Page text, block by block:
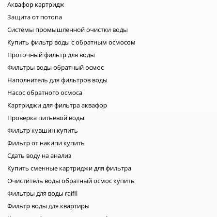
рекомендуется продержать в накопительном баке около 12
часов. Восстановление подключения. После дезинфекции
необходимо: перекрыть подачу воды в фильтр обратного
осмоса слить всю воду из накопительного бака
восстановить подключение На этом промывка
накопительного бака полностью завершена. После
восстановления подключения, не забудьте вернуть на
место все комплектующие системы и проверить её на
наличие протечек. После завершения, вы снова можете
наслаждаться приятным вкусом, абсолютно чистой воды.
Дезинфекция бака при помощи перекиси водорода
Однако, помимо дезинфицирующих таблеток для
обеззараживания накопительного бака можно
использовать более знакомые средства. Например 35%
раствор перекиси водорода. Этот раствор является
универсальным, так как им можно обрабатывать не только
накопительный бак, но и угольные картриджи.
Дезинфекция накопительного бака при помощи перекиси
водорода, происходит по такой же схеме, как и с помощью
дезинфицирующих таблеток. Дезинфекция. В
Аквафор картридж
Защита от потопа
Системы промышленной очистки воды
Купить фильтр воды с обратным осмосом
Проточный фильтр для воды
Фильтры воды обратный осмос
Наполнитель для фильтров воды
Насос обратного осмоса
Картриджи для фильтра аквафор
Проверка питьевой воды
Фильтр кувшин купить
Фильтр от накипи купить
Сдать воду на анализ
Купить сменные картриджи для фильтра
Очиститель воды обратный осмос купить
Фильтры для воды raifil
Фильтр воды для квартиры